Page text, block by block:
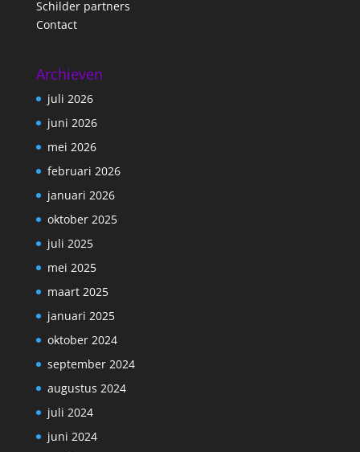
Schilder partners
Contact
Archieven
juli 2026
juni 2026
mei 2026
februari 2026
januari 2026
oktober 2025
juli 2025
mei 2025
maart 2025
januari 2025
oktober 2024
september 2024
augustus 2024
juli 2024
juni 2024